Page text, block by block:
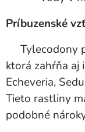
Príbuzenské
Tylecodony
ktorá zahŕňa aj
Echeveria,
Tieto rastliny
podobné